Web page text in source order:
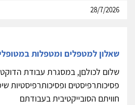
28/7/2026
שאלון למטפלים ומטפלות
שלום לכולםן, במסגרת עבודת
פסיכותרפיסטים ופסיכותרפיסטיות
חוויתם הסובייקטיבית בעבודתם